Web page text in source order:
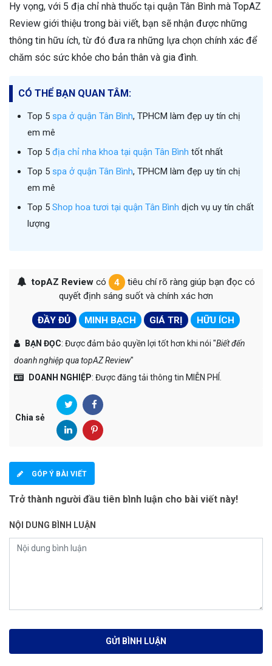
Hy vọng, với 5 địa chỉ nhà thuốc tại quận Tân Bình mà TopAZ
Review giới thiệu trong bài viết, bạn sẽ nhận được những
thông tin hữu ích, từ đó đưa ra những lựa chọn chính xác để
chăm sóc sức khỏe cho bản thân và gia đình.
CÓ THỂ BẠN QUAN TÂM:
Top 5 spa ở quận Tân Bình, TPHCM làm đẹp uy tín chị
em mê
Top 5 địa chỉ nha khoa tại quận Tân Bình tốt nhất
Top 5 spa ở quận Tân Bình, TPHCM làm đẹp uy tín chị
em mê
Top 5 Shop hoa tươi tại quận Tân Bình dịch vụ uy tín chất
lượng
topAZ Reviewcó 4
tiêu chí rõ ràng giúp bạn đọc có
quyết định sáng suốt và chính xác hơn
ĐẦY ĐỦ MINH BẠCH GIÁ TRỊ HỮU ÍCH
BẠN ĐỌC: Được đảm bảo quyền lợi tốt hơn khi nói "Biết đến
doanh nghiệp qua topAZ Review"
DOANH NGHIỆP: Được đăng tải thông tin MIỄN PHÍ.
Chia sẻ
GÓP Ý BÀI VIẾT
Trở thành người đầu tiên bình luận cho bài viết này!
NỘI DUNG BÌNH LUẬN